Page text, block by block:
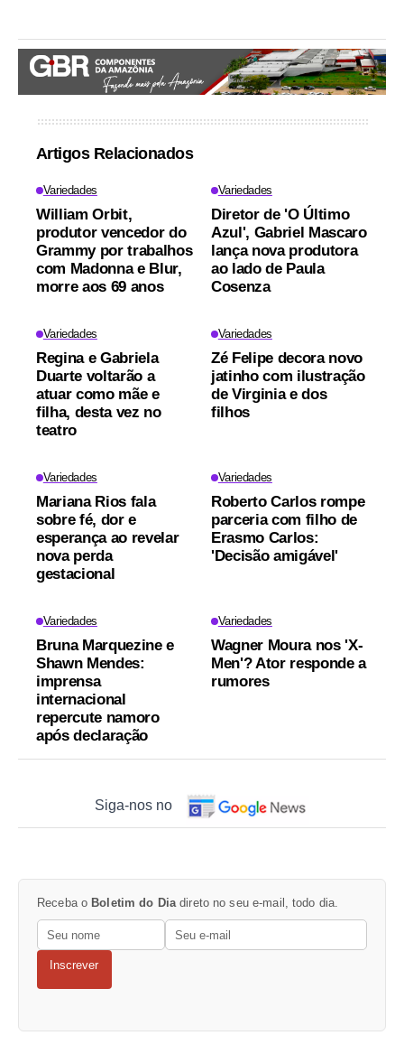
Artigos Relacionados
Variedades
William Orbit,
produtor vencedor do
Grammy por trabalhos
com Madonna e Blur,
morre aos 69 anos
Variedades
Diretor de 'O Último
Azul', Gabriel Mascaro
lança nova produtora
ao lado de Paula
Cosenza
Variedades
Regina e Gabriela
Duarte voltarão a
atuar como mãe e
filha, desta vez no
teatro
Variedades
Zé Felipe decora novo
jatinho com ilustração
de Virginia e dos
filhos
Variedades
Mariana Rios fala
sobre fé, dor e
esperança ao revelar
nova perda
gestacional
Variedades
Roberto Carlos rompe
parceria com filho de
Erasmo Carlos:
'Decisão amigável'
Variedades
Bruna Marquezine e
Shawn Mendes:
imprensa
internacional
repercute namoro
após declaração
Variedades
Wagner Moura nos 'X-
Men'? Ator responde a
rumores
Siga-nos no
Receba o Boletim do Dia direto no seu e-mail, todo dia.
Inscrever